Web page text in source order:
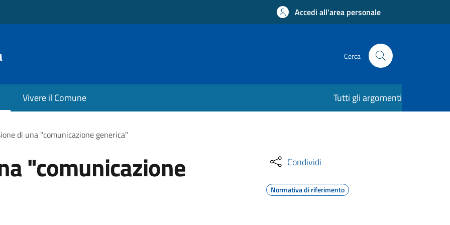
Accedi all'area personale
Cerca
Vivere il Comune Tutti gli argomenti
di una "comunicazione generica"
"comunicazione Condividi
Normativa di riferimento